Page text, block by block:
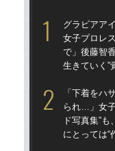
グラビアア
女子プロレ
で」後藤智
生きていく”
「下着をハ
られ…」女
ド写真集”
にとっては“